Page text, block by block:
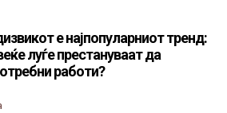
е најпопуларниот тренд:
луѓе престануваат да
работи?